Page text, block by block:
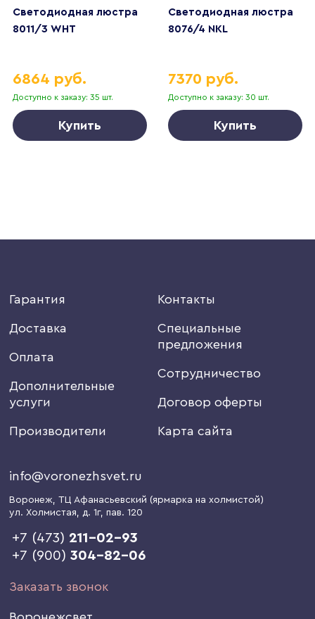
Светодиодная люстра
8011/3 WHT
Доступно к заказу: 35 шт.
6864 руб.
Купить
Светодиодная люстра
8076/4 NKL
Доступно к заказу: 30 шт.
7370 руб.
Купить
Гарантия
Доставка
Оплата
Дополнительные
услуги
Производители
Контакты
Специальные
предложения
Сотрудничество
Договор оферты
Карта сайта
info@voronezhsvet.ru
Воронеж, ТЦ Афанасьевский (ярмарка на холмистой)
ул. Холмистая, д. 1г, пав. 120
+7 (473) 211-02-93
+7 (900)304-82-06
Заказать звонок